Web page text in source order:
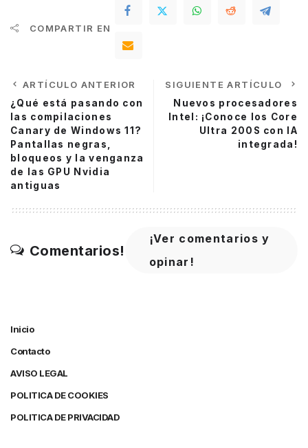
COMPARTIR EN
ARTÍCULO ANTERIOR
¿Qué está pasando con
las compilaciones
Canary de Windows 11?
Pantallas negras,
bloqueos y la venganza
de las GPU Nvidia
antiguas
SIGUIENTE ARTÍCULO
Nuevos procesadores
Intel: ¡Conoce los Core
Ultra 200S con IA
integrada!
Comentarios!
¡Ver comentarios y
opinar!
Inicio
Contacto
AVISO LEGAL
POLITICA DE COOKIES
POLITICA DE PRIVACIDAD